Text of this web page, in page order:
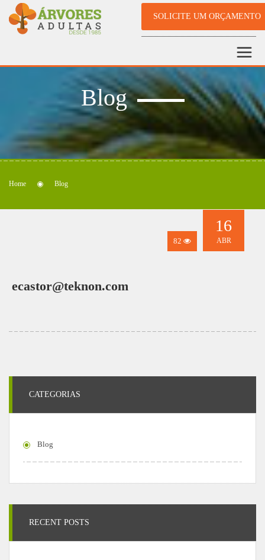
SOLICITE UM ORÇAMENTO
Blog
Home Blog
82
16
ABR
ecastor@teknon.com
CATEGORIAS
Blog
RECENT POSTS